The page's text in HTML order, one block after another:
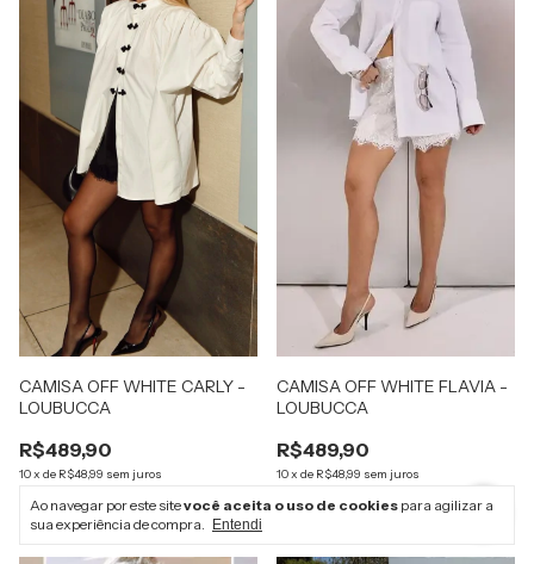
Ao navegar por este sitevocê aceita o uso de cookies para agilizar a
sua experiência de compra.
Entendi
CAMISA OFF WHITE CARLY -
LOUBUCCA
R$489,90
10x de R$48,99 sem juros
R$465,41com Pix
CAMISA OFF WHITE FLAVIA -
LOUBUCCA
R$489,90
10x de R$48,99 sem juros
R$465,41com Pix